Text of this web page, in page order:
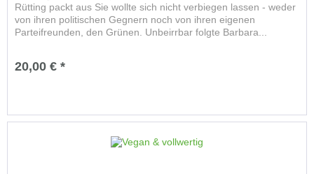
Rütting packt aus Sie wollte sich nicht verbiegen lassen - weder
von ihren politischen Gegnern noch von ihren eigenen
Parteifreunden, den Grünen. Unbeirrbar folgte Barbara...
20,00 € *